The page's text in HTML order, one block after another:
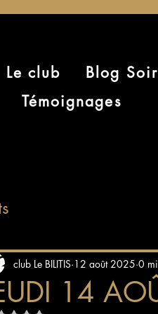
Le club Blog
Témoignages
14
club Le BILITIS 12 août 2025 0